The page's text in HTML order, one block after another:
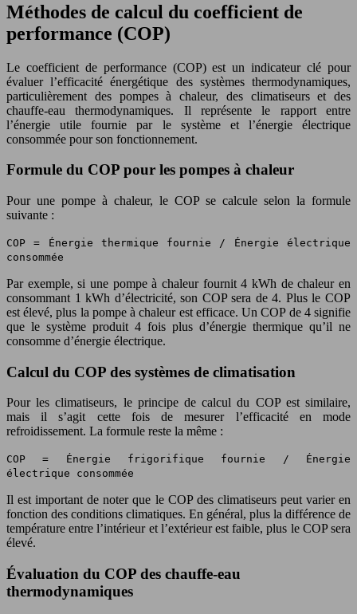
Méthodes de calcul du coefficient de
performance (COP)
Le coefficient de performance (COP) est un indicateur clé pour
évaluer l’efficacité énergétique des systèmes thermodynamiques,
particulièrement des pompes à chaleur, des climatiseurs et des
chauffe-eau thermodynamiques. Il représente le rapport entre
l’énergie utile fournie par le système et l’énergie électrique
consommée pour son fonctionnement.
Formule du COP pour les pompes à chaleur
Pour une pompe à chaleur, le COP se calcule selon la formule
suivante :
COP = Énergie thermique fournie / Énergie électrique
consommée
Par exemple, si une pompe à chaleur fournit 4 kWh de chaleur en
consommant 1 kWh d’électricité, son COP sera de 4. Plus le COP
est élevé, plus la pompe à chaleur est efficace. Un COP de 4 signifie
que le système produit 4 fois plus d’énergie thermique qu’il ne
consomme d’énergie électrique.
Calcul du COP des systèmes de climatisation
Pour les climatiseurs, le principe de calcul du COP est similaire,
mais il s’agit cette fois de mesurer l’efficacité en mode
refroidissement. La formule reste la même :
COP = Énergie frigorifique fournie / Énergie
électrique consommée
Il est important de noter que le COP des climatiseurs peut varier en
fonction des conditions climatiques. En général, plus la différence de
température entre l’intérieur et l’extérieur est faible, plus le COP sera
élevé.
Évaluation du COP des chauffe-eau
thermodynamiques